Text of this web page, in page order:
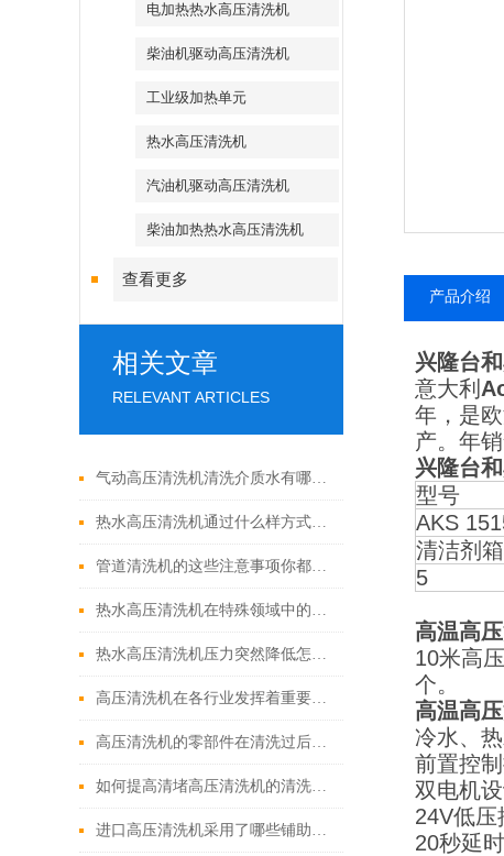
电加热热水高压清洗机
柴油机驱动高压清洗机
工业级加热单元
热水高压清洗机
汽油机驱动高压清洗机
柴油加热热水高压清洗机
查看更多
相关文章
RELEVANT ARTICLES
气动高压清洗机清洗介质水有哪些优点
热水高压清洗机通过什么样方式来实现增压呢
管道清洗机的这些注意事项你都落实到位了吗
热水高压清洗机在特殊领域中的应用
热水高压清洗机压力突然降低怎么回事
高压清洗机在各行业发挥着重要的作用
高压清洗机的零部件在清洗过后还需要注意什么
如何提高清堵高压清洗机的清洗效果？
进口高压清洗机采用了哪些铺助系统
产品介绍
兴隆台
意大利
年，是
产。年
兴隆台
型号
AKS
清洁剂
5
高温高
10米高
个。
高温高
冷水、
前置控
双电机
24V低压
20秒延